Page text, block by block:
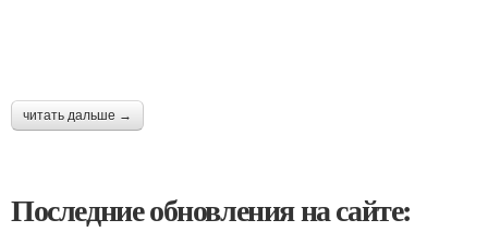
читать дальше →
Последние обновления на сайте: